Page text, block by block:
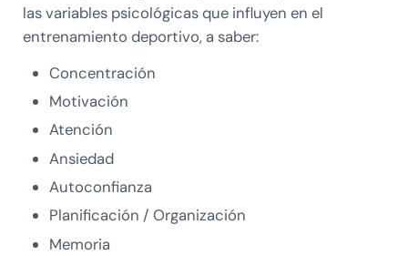
las variables psicológicas que influyen en el
entrenamiento deportivo, a saber:
Concentración
Motivación
Atención
Ansiedad
Autoconfianza
Planificación / Organización
Memoria